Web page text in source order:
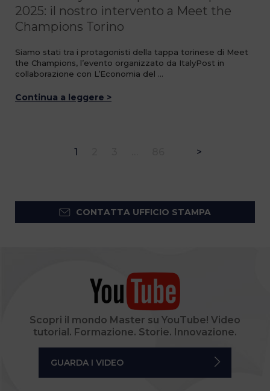
2025: il nostro intervento a Meet the
Champions Torino
Siamo stati tra i protagonisti della tappa torinese di Meet
the Champions, l’evento organizzato da ItalyPost in
collaborazione con L’Economia del …
Continua a leggere >
1 >
CONTATTA UFFICIO STAMPA
Scopri il mondo Master su YouTube! Video
tutorial. Formazione. Storie. Innovazione.
GUARDA I VIDEO